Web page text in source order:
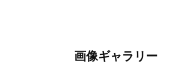
画像ギャラリー